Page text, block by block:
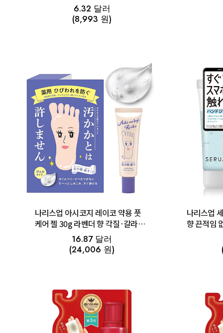
6.32 달러
(8,993 원)
나리스업 아시코지 레이코 약용 풋
케어 젤 30g 라벤더 향 각질·갈라짐
16.87 달러
(24,006 원)
나리스업
향 끈적임